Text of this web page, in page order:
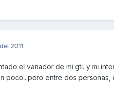
2011
el variador de mi gti. y mi
poco...pero entre dos